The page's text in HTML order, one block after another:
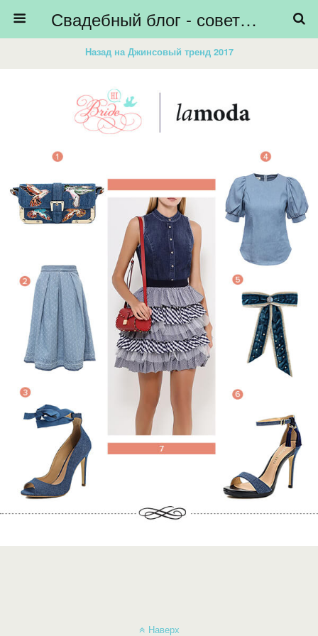
Свадебный блог - советы невестам, подготовка к свадьбе - HiBride
Назад на Джинсовый тренд 2017
Наверх